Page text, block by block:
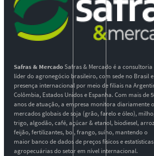
Safras & MercadoSafras & Mercado é a consultoria
líder do agronegócio brasileiro, com sede no Brasil e
presença internacional por meio de filiais na
Colômbia, Estados Unidos e Espanha. Com mais de
anos de atuação, a empresa monitora diariamente
mercados globais de soja (grão, farelo e óleo),
trigo, algodão, café, açúcar & etanol, biodiesel,
feijão, fertilizantes, boi, frango, suíno, mantendo o
maior banco de dados de preços físicos e estatísticas
agropecuárias do setor em nível internacional.